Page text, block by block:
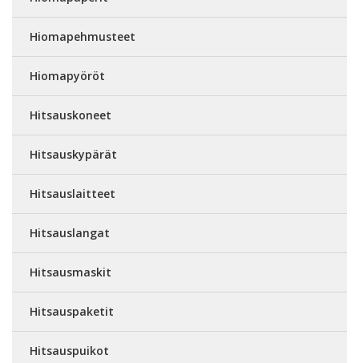
Hiomapehmusteet
Hiomapyöröt
Hitsauskoneet
Hitsauskypärät
Hitsauslaitteet
Hitsauslangat
Hitsausmaskit
Hitsauspaketit
Hitsauspuikot